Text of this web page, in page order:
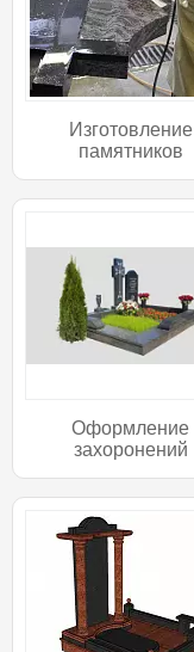
Изготовление
памятников
Оформление
захоронений